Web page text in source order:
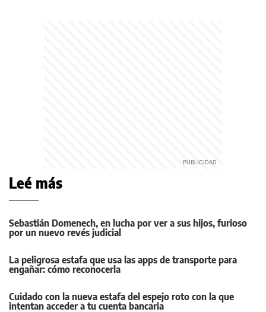
Leé más
Sebastián Domenech, en lucha por ver a sus hijos, furioso
por un nuevo revés judicial
La peligrosa estafa que usa las apps de transporte para
engañar: cómo reconocerla
Cuidado con la nueva estafa del espejo roto con la que
intentan acceder a tu cuenta bancaria